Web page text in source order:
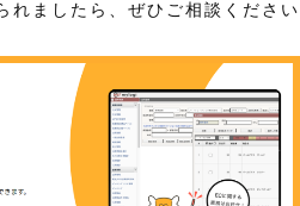
れましたら、ぜひご相談ください